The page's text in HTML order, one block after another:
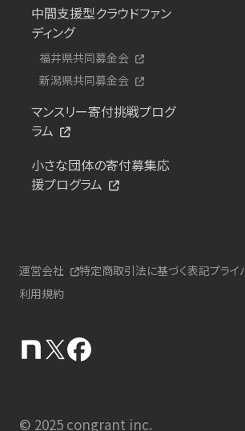
中間支援型クラウドファン
ディング
福井県共同募金会
新潟県共同募金会
マンスリー寄付挑戦プログ
ラム
小さな団体の寄付募集応
援プログラム
運営会社 特定商取引法に基づく表記プライ
利用規約
© 2025 congrant inc.